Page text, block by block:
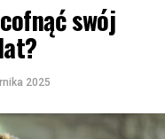
swój
2025